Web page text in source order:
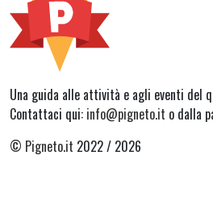
Una guida alle attività e agli eventi del
Contattaci qui: info@pigneto.it o dalla
© Pigneto.it 2022 / 2026